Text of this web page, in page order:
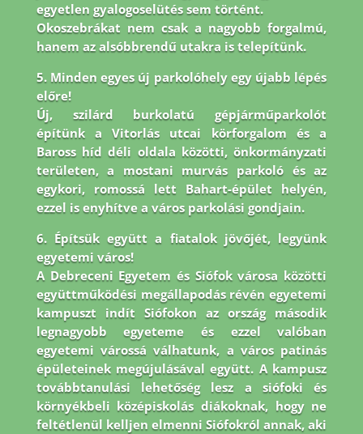
egyetlen gyalogoselütés sem történt.
Okoszebrákat nem csak a nagyobb forgalmú,
hanem az alsóbbrendű utakra is telepítünk.
5. Minden egyes új parkolóhely egy újabb lépés
előre!
Új, szilárd burkolatú gépjárműparkolót
építünk a Vitorlás utcai körforgalom és a
Baross híd déli oldala közötti, önkormányzati
területen, a mostani murvás parkoló és az
egykori, romossá lett Bahart-épület helyén,
ezzel is enyhítve a város parkolási gondjain.
6. Építsük együtt a fiatalok jövőjét, legyünk
egyetemi város!
A Debreceni Egyetem és Siófok városa közötti
együttműködési megállapodás révén egyetemi
kampuszt indít Siófokon az ország második
legnagyobb egyeteme és ezzel valóban
egyetemi várossá válhatunk, a város patinás
épületeinek megújulásával együtt. A kampusz
továbbtanulási lehetőség lesz a siófoki és
környékbeli középiskolás diákoknak, hogy ne
feltétlenül kelljen elmenni Siófokról annak, aki